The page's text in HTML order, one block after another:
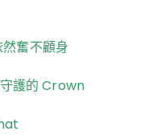
奮不顧身
護的 Crown